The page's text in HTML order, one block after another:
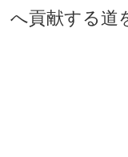
へ貢献する道